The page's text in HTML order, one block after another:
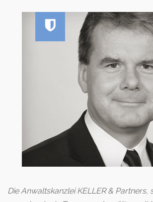
Die Anwaltskanzlei KELLER & Partners,